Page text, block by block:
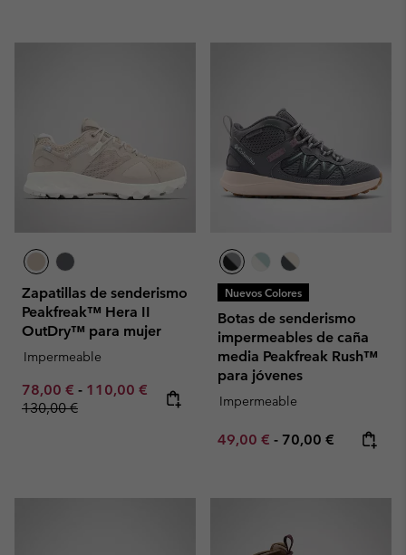
Zapatillas de senderismo
Peakfreak™ Hera II
OutDry™ para mujer
Impermeable
Minimum sale price:
78,00 € - Maximum sale price:
110,00 € Regular price:
130,00 €
Nuevos Colores
Botas de senderismo
impermeables de caña
media Peakfreak Rush™
para jóvenes
Impermeable
Minimum sale price:
49,00 € - Maximum price:
70,00 €